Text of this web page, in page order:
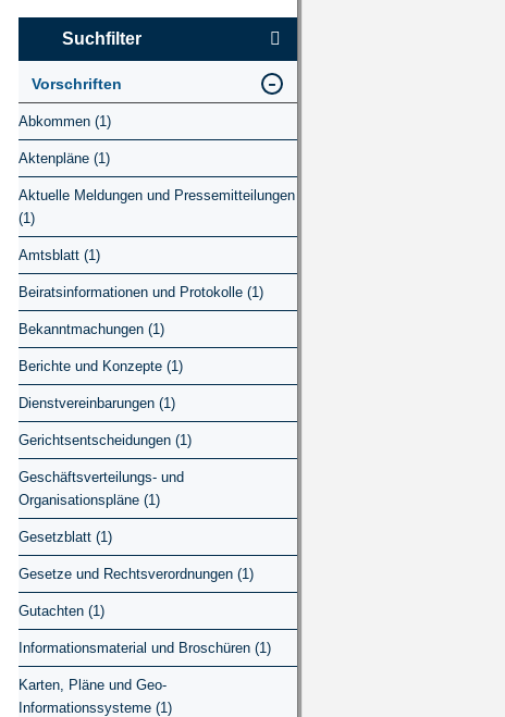
Suchfilter
Vorschriften
Abkommen (1)
Aktenpläne (1)
Aktuelle Meldungen und Pressemitteilungen
(1)
Amtsblatt (1)
Beiratsinformationen und Protokolle (1)
Bekanntmachungen (1)
Berichte und Konzepte (1)
Dienstvereinbarungen (1)
Gerichtsentscheidungen (1)
Geschäftsverteilungs- und
Organisationspläne (1)
Gesetzblatt (1)
Gesetze und Rechtsverordnungen (1)
Gutachten (1)
Informationsmaterial und Broschüren (1)
Karten, Pläne und Geo-
Informationssysteme (1)